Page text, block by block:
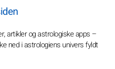
artikler og astrologiske apps –
ned i astrologiens univers fyldt